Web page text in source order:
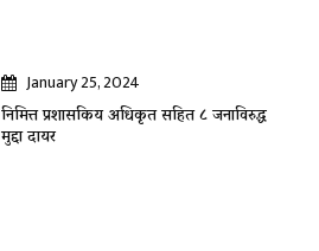
January 25, 2024
निमित्त प्रशासकिय अधिकृत सहित ८ जनाविरुद्ध
मुद्दा दायर